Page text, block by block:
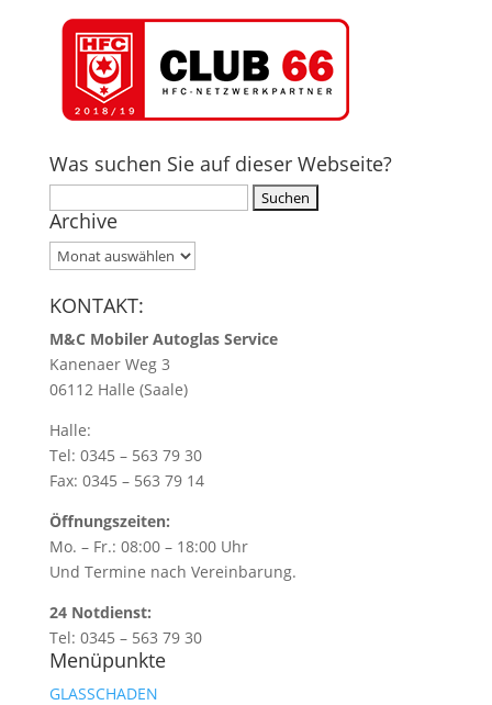
Was suchen Sie auf dieser Webseite?
nach:
Archive
Archive
KONTAKT:
M&C Mobiler Autoglas Service
Kanenaer Weg 3
06112 Halle (Saale)
Halle:
Tel: 0345 – 563 79 30
Fax: 0345 – 563 79 14
Öffnungszeiten:
Mo. – Fr.: 08:00 – 18:00 Uhr
Und Termine nach Vereinbarung.
24 Notdienst:
Tel: 0345 – 563 79 30
Menüpunkte
GLASSCHADEN